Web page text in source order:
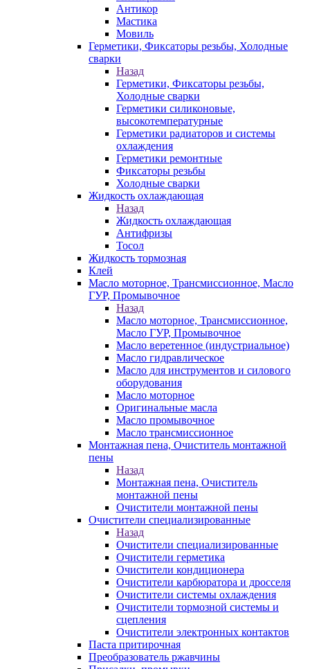
Антикор
Мастика
Мовиль
Герметики, Фиксаторы резьбы, Холодные
сварки
Назад
Герметики, Фиксаторы резьбы,
Холодные сварки
Герметики силиконовые,
высокотемпературные
Герметики радиаторов и системы
охлаждения
Герметики ремонтные
Фиксаторы резьбы
Холодные сварки
Жидкость охлаждающая
Назад
Жидкость охлаждающая
Антифризы
Тосол
Жидкость тормозная
Клей
Масло моторное, Трансмиссионное, Масло
ГУР, Промывочное
Назад
Масло моторное, Трансмиссионное,
Масло ГУР, Промывочное
Масло веретенное (индустриальное)
Масло гидравлическое
Масло для инструментов и силового
оборудования
Масло моторное
Оригинальные масла
Масло промывочное
Масло трансмиссионное
Монтажная пена, Очиститель монтажной
пены
Назад
Монтажная пена, Очиститель
монтажной пены
Очистители монтажной пены
Очистители специализированные
Назад
Очистители специализированные
Очистители герметика
Очистители кондиционера
Очистители карбюратора и дросселя
Очистители системы охлаждения
Очистители тормозной системы и
сцепления
Очистители электронных контактов
Паста притирочная
Преобразователь ржавчины